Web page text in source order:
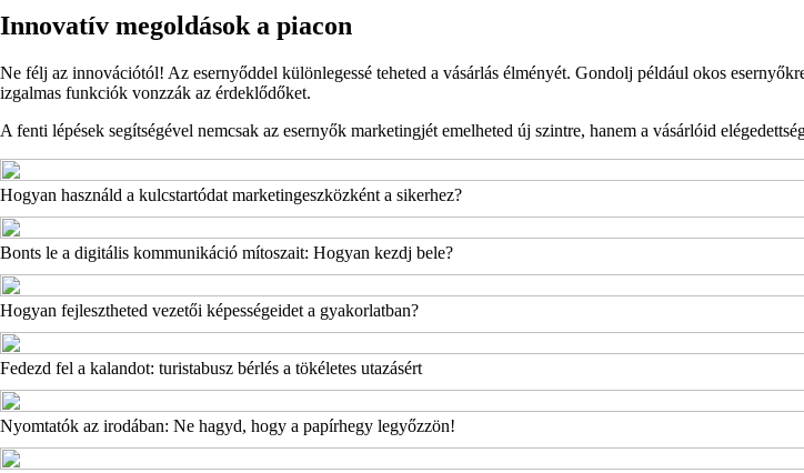
Innovatív megoldások a piacon
Ne félj az innovációtól! Az esernyőddel különlegessé teheted a vásárlás élményét. Gondolj például okos
izgalmas funkciók vonzzák az érdeklődőket.
A fenti lépések segítségével nemcsak az esernyők marketingjét emelheted új szintre, hanem a vásárlóid
Hogyan használd a kulcstartódat marketingeszközként a sikerhez?
Bonts le a digitális kommunikáció mítoszait: Hogyan kezdj bele?
Hogyan fejlesztheted vezetői képességeidet a gyakorlatban?
Fedezd fel a kalandot: turistabusz bérlés a tökéletes utazásért
Nyomtatók az irodában: Ne hagyd, hogy a papírhegy legyőzzön!